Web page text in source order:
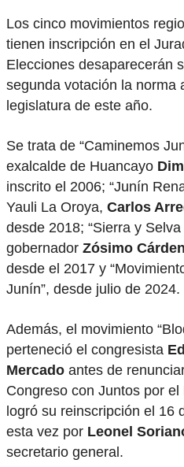
Los cinco movimientos
tienen inscripción en el
Elecciones desaparecerán
segunda votación la norma
legislatura de este año.
Se trata de “Caminemos
exalcalde de Huancayo
inscrito el 2006; “Junín
Yauli La Oroya, Carlos
desde 2018; “Sierra y
gobernador Zósimo
desde el 2017 y
Junín”, desde julio de 2024.
Además, el movimiento
perteneció el congresista
Mercado antes de
Congreso con Juntos por
logró su reinscripción el 16
esta vez por Leonel
secretario general.